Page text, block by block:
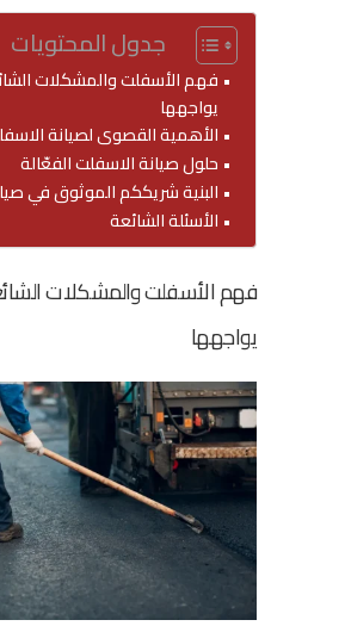
جدول المحتويات
فهم الأسفلت والمشكلات
يواجهها
الأهمية القصوى لصيانة
حلول صيانة الاسفلت الفعّالة
البنية شريككم الموثوق في
الأسئلة الشائعة
فهم الأسفلت والمشكلات
يواجهها